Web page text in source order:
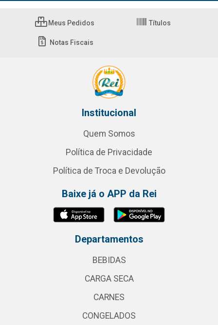
Meus Pedidos Títulos
Notas Fiscais
Institucional
Quem Somos
Política de Privacidade
Política de Troca e Devolução
Baixe já o APP da Rei
Departamentos
BEBIDAS
CARGA SECA
CARNES
CONGELADOS